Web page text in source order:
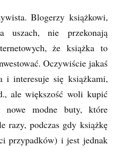
Blogerzy książkowi,
uszach, nie przekonają
że książka to
Oczywiście jakaś
i interesuje się książkami,
ale większość woli kupić
nowe modne buty, które
razy, podczas gdy książkę
przypadków) i jest jednak